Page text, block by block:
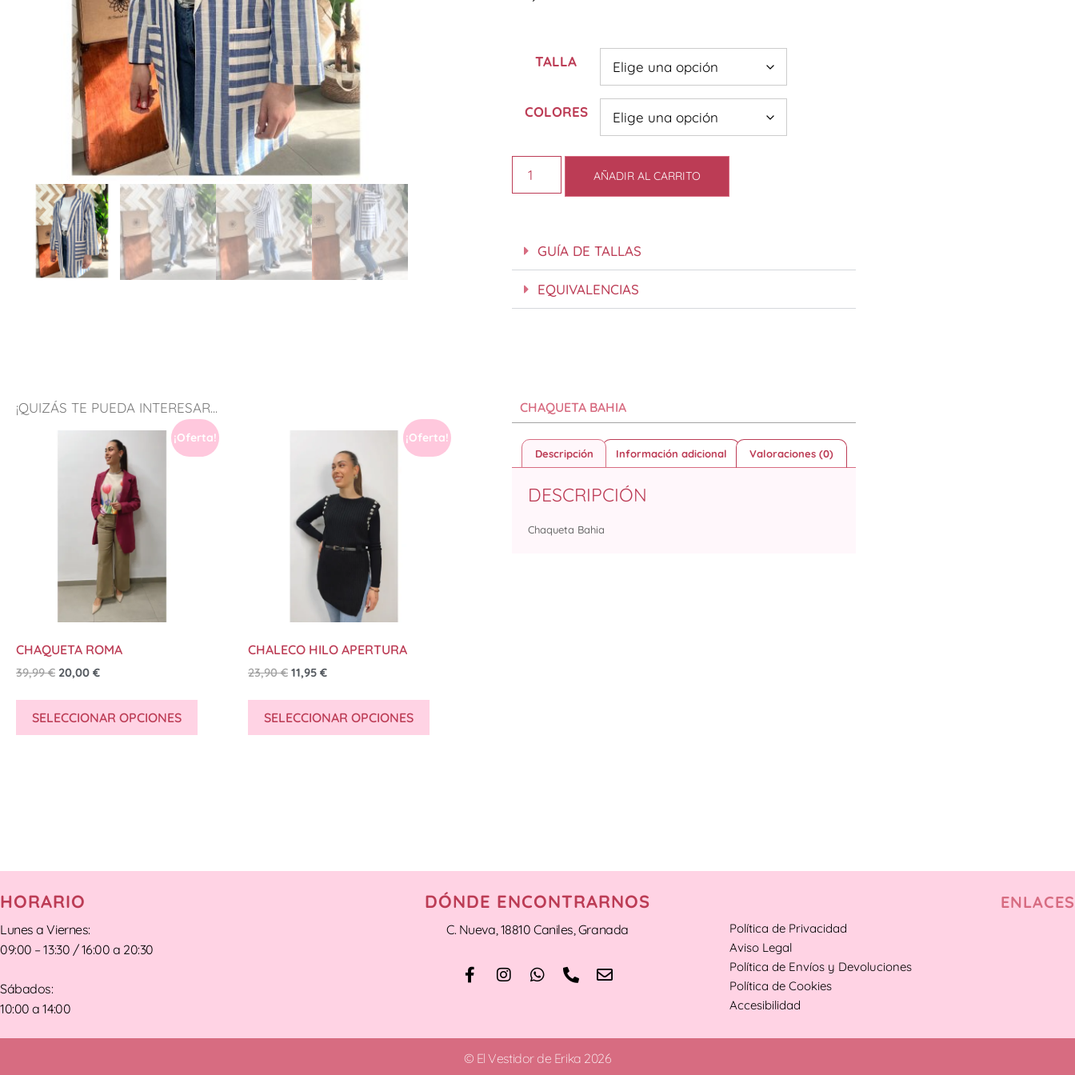
TALLA
COLORES
AÑADIR AL CARRITO
GUÍA DE TALLAS
EQUIVALENCIAS
¡QUIZÁS TE PUEDA INTERESAR...
¡Oferta!
CHAQUETA ROMA
39,99€ 20,00 €
SELECCIONAR OPCIONES
¡Oferta!
CHALECO HILO APERTURA
23,90€ 11,95 €
SELECCIONAR OPCIONES
CHAQUETA BAHIA
Descripción Información adicional Valoraciones (0)
DESCRIPCIÓN
Chaqueta Bahia
HORARIO
Lunes a Viernes:
09:00 – 13:30 / 16:00 a 20:30
Sábados:
10:00 a 14:00
DÓNDE ENCONTRARNOS
C. Nueva, 18810 Caniles, Granada
ENLACES
Política de Privacidad
Aviso Legal
Política de Envíos y Devoluciones
Política de Cookies
Accesibilidad
© El Vestidor de Erika 2026